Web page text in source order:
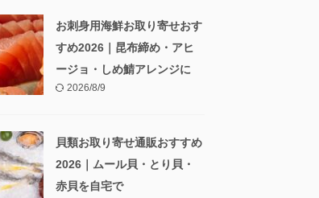
お刺身用海鮮お取り寄せおす
すめ2026｜昆布締め・アヒ
ージョ・しめ鯖アレンジに
2026/8/9
貝類お取り寄せ通販おすすめ
2026｜ムール貝・とり貝・
赤貝を自宅で